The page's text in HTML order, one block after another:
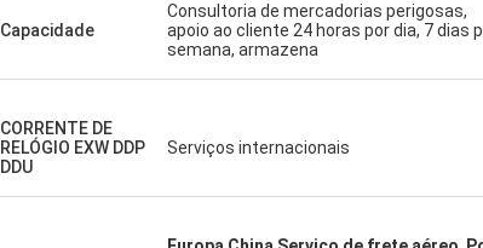
Capacidade
Consultoria de mercadorias perigosas,
apoio ao cliente 24 horas por dia, 7 dias
semana, armazena
CORRENTE DE
RELÓGIO EXW DDP
DDU
Serviços internacionais